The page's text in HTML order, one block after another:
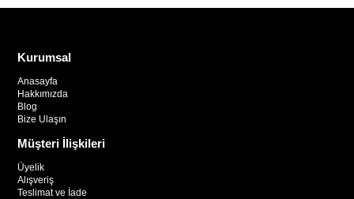
Karavan su tankları, karavanla seyahat edenlerin ihtiyaçlarına
tanklar, çekme karavan, motokaravan ve camperlarda temiz
Su Tanklarının Özellikleri
Taşınabilirlik
Kurumsal
Anasayfa
Hakkımızda
Blog
Bize Ulaşın
Müşteri İlişkileri
Üyelik
Alışveriş
Teslimat ve İade